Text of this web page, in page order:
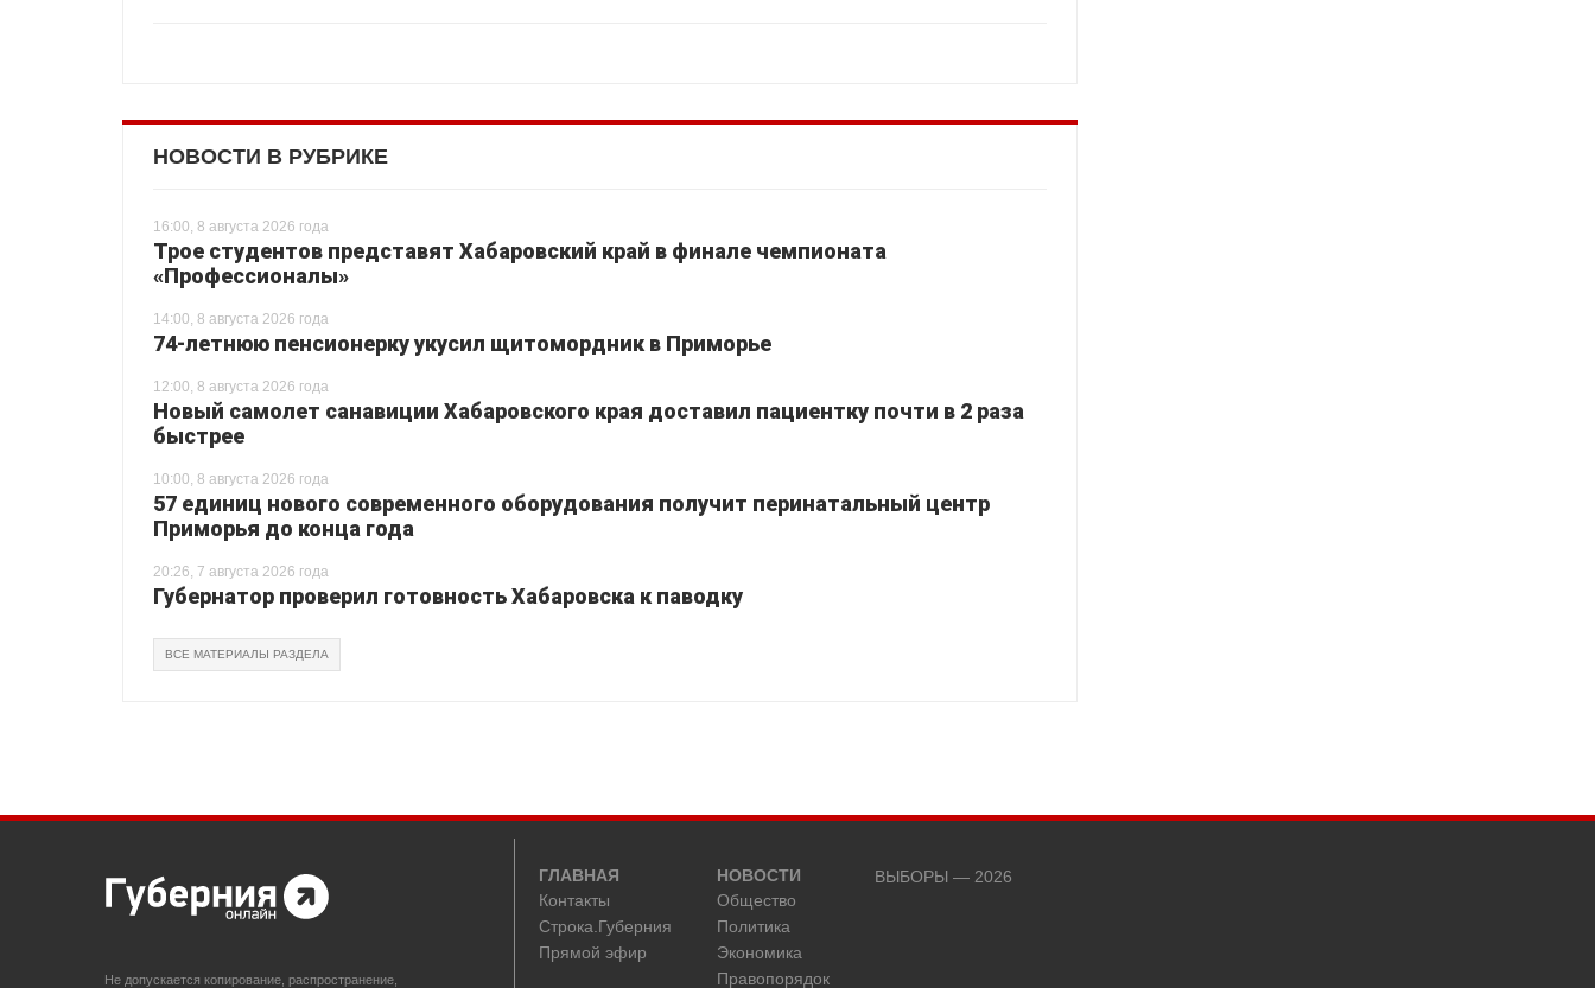
НОВОСТИ В РУБРИКЕ
16:00, 8 августа 2026 года
Трое студентов представят Хабаровский край в финале чемпионата
«Профессионалы»
14:00, 8 августа 2026 года
74-летнюю пенсионерку укусил щитомордник в Приморье
12:00, 8 августа 2026 года
Новый самолет санавиции Хабаровского края доставил пациентку почти в 2 раза
быстрее
10:00, 8 августа 2026 года
57 единиц нового современного оборудования получит перинатальный центр
Приморья до конца года
20:26, 7 августа 2026 года
Губернатор проверил готовность Хабаровска к паводку
ВСЕ МАТЕРИАЛЫ РАЗДЕЛА
Не допускается копирование, распространение,
ГЛАВНАЯ
Контакты
Строка.Губерния
Прямой эфир
НОВОСТИ
Общество
Политика
Экономика
Правопорядок
ВЫБОРЫ — 2026